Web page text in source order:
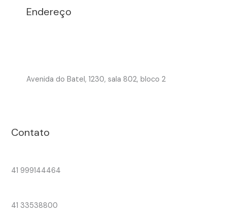
Endereço
Avenida do Batel, 1230, sala 802, bloco 2
Contato
41 999144464
41 33538800